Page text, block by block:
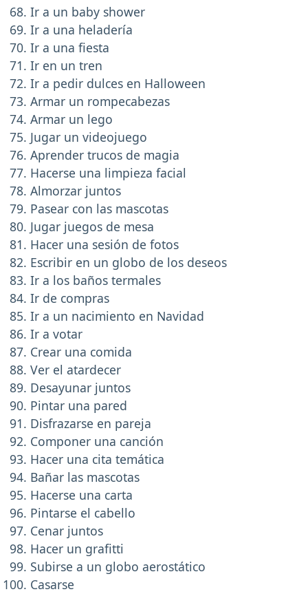
Ir a un baby shower
Ir a una heladería
Ir a una fiesta
Ir en un tren
Ir a pedir dulces en Halloween
Armar un rompecabezas
Armar un lego
Jugar un videojuego
Aprender trucos de magia
Hacerse una limpieza facial
Almorzar juntos
Pasear con las mascotas
Jugar juegos de mesa
Hacer una sesión de fotos
Escribir en un globo de los deseos
Ir a los baños termales
Ir de compras
Ir a un nacimiento en Navidad
Ir a votar
Crear una comida
Ver el atardecer
Desayunar juntos
Pintar una pared
Disfrazarse en pareja
Componer una canción
Hacer una cita temática
Bañar las mascotas
Hacerse una carta
Pintarse el cabello
Cenar juntos
Hacer un grafitti
Subirse a un globo aerostático
Casarse